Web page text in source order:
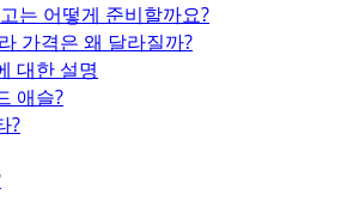
는 어떻게 준비할까요?
가격은 왜 달라질까?
대한 설명
애슬?
?